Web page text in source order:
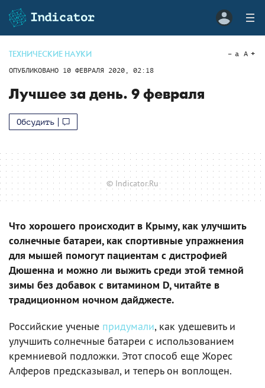
ТЕХНИЧЕСКИЕ НАУКИ
ОПУБЛИКОВАНО 10 ФЕВРАЛЯ 2020, 02:18
a A
Лучшее за день. 9 февраля
Обсудить
© Indicator.Ru
Что хорошего происходит в Крыму, как улучшить
солнечные батареи, как спортивные упражнения
для мышей помогут пациентам с дистрофией
Дюшенна и можно ли выжить среди этой темной
зимы без добавок с витамином D, читайте в
традиционном ночном дайджесте.
Российские ученые придумали, как удешевить и
улучшить солнечные батареи с использованием
кремниевой подложки. Этот способ еще Жорес
Алферов предсказывал, и теперь он воплощен.